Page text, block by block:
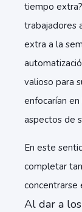
tiempo
trabajadores
extra a la
valioso para
enfocarían
aspectos de
En este
completar
concentrarse
Al dar a